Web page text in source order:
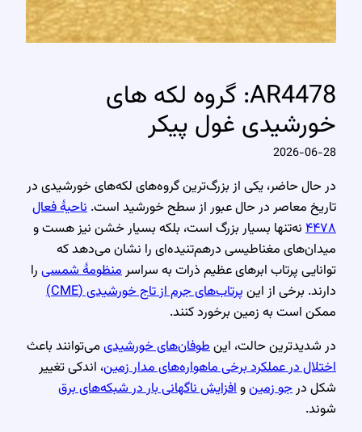
AR4478: گروه لکه های
خورشیدی غول پیکر
2026-06-28
در حال حاضر، یکی از بزرگ‌ترین گروه‌های لکه‌های خورشیدی در
تاریخ معاصر در حال عبور از سطح خورشید است.ناحیهٔ فعال
۴۴۷۸نه‌تنها بسیار بزرگ است، بلکه بسیار خشن نیز هست و
میدان‌های مغناطیسی درهم‌تنیده‌ای را نشان می‌دهد که
توانایی پرتاب ابرهای عظیم ذرات به سراسرمنظومهٔ شمسیرا
دارند. برخی از اینپرتاب‌های جرم از تاج خورشیدی (CME)
ممکن است به زمین برخورد کنند.
در شدیدترین حالت، اینطوفان‌های خورشیدیمی‌توانند باعث
اختلال در عملکرد برخی ماهواره‌های مدار زمین، اندکی تغییر
شکل درجو زمینوافزایش ناگهانی بار در شبکه‌های برق
شوند.